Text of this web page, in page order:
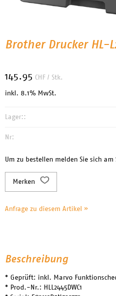
Brother Drucker HL-
145.95 CHF / Stk.
inkl. 8.1% MwSt.
Lager::
Nr:
Um zu bestellen melden Sie sich am
Merken
Anfrage zu diesem Artikel »
Beschreibung
* Geprüft: inkl. Marvo
* Prod.-Nr.: HLL2445DWC1